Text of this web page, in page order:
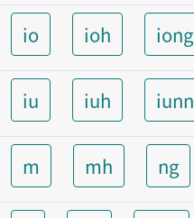
io ioh iong
iu iuh iunn
m mh ng